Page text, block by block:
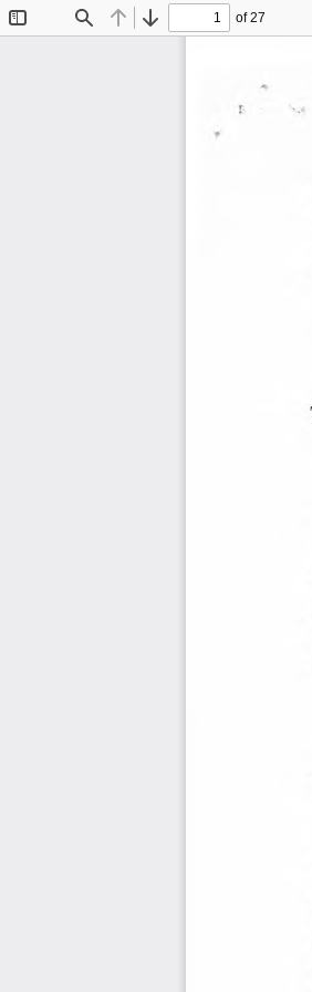
Find Previous
Next
of 27